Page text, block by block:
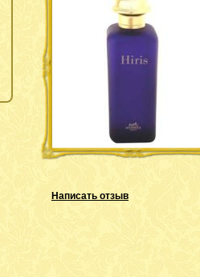
Написать отзыв